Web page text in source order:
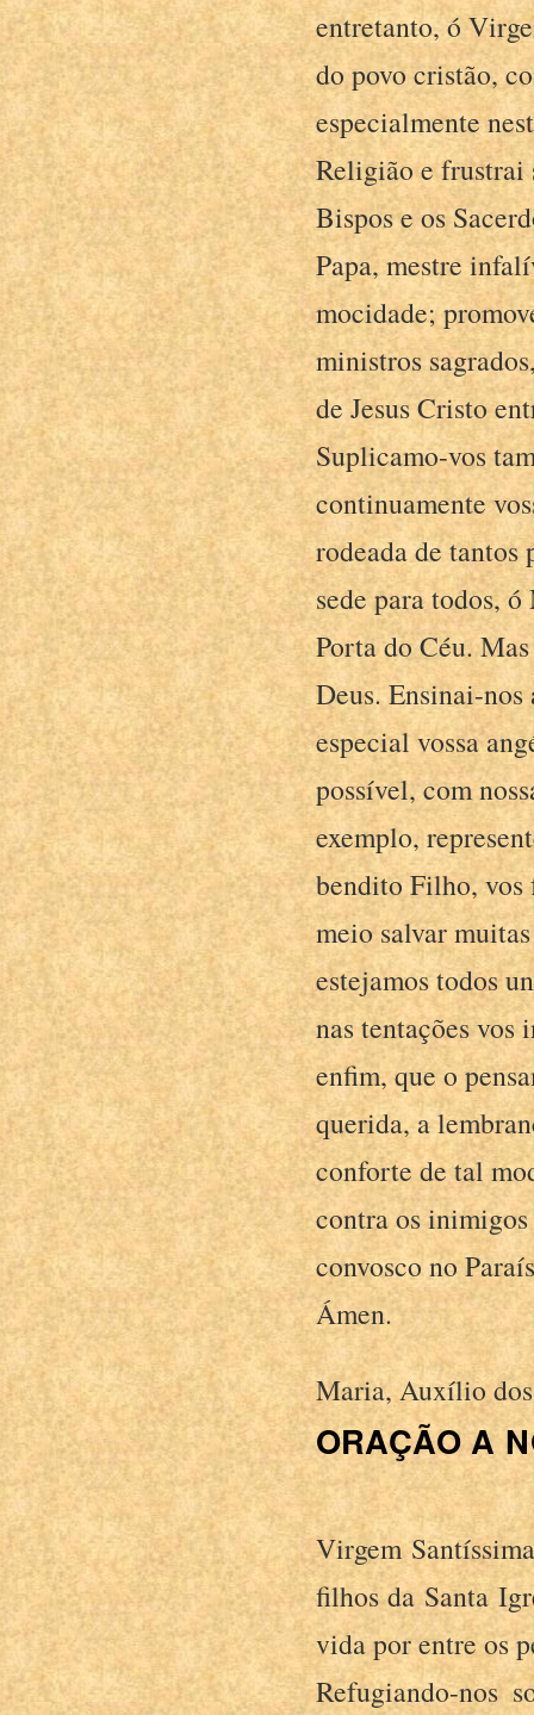
entretanto, ó
do povo cristão,
especialmente
Religião e frustrai
Bispos e os
Papa, mestre
mocidade;
ministros
de Jesus Cristo
Suplicamo-vos
continuamente
rodeada de tantos
sede para todos,
Porta do Céu.
Deus. Ensinai-nos
especial vossa
possível, com
exemplo,
bendito Filho, vos
meio salvar
estejamos todos
nas tentações vos
enfim, que o
querida, a
conforte de tal
contra os inimigos
convosco no
Ámen.
Maria, Auxílio
ORAÇÃO A
Virgem
filhos da Santa
vida por entre os
Refugiando-nos